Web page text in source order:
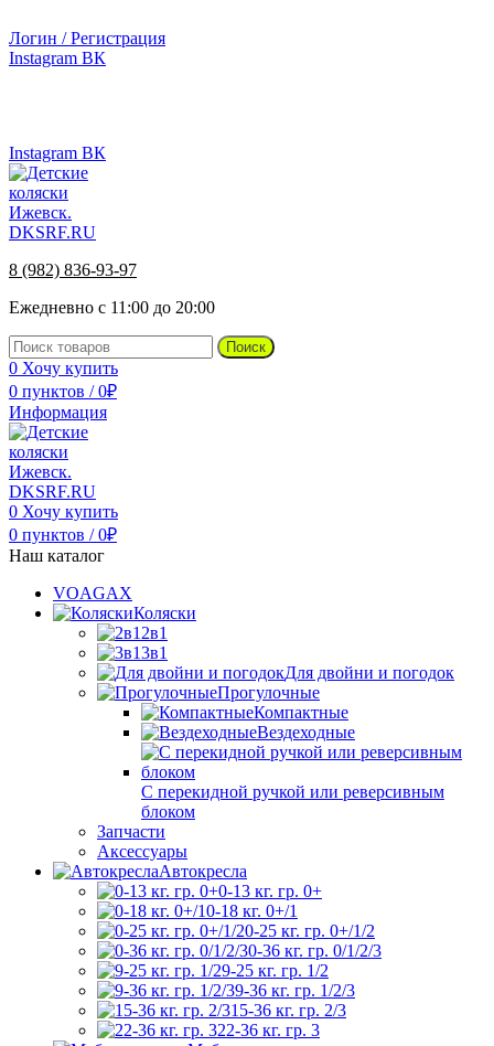
Логин / Регистрация
Instagram ВК
Instagram ВК
8 (982) 836-93-97
Ежедневно с 11:00 до 20:00
Поиск
0 Хочу купить
0 пунктов / 0₽
Информация
0 Хочу купить
0 пунктов / 0₽
Наш каталог
VOAGAX
Коляски
2в1
3в1
Для двойни и погодок
Прогулочные
Компактные
Вездеходные
С перекидной ручкой или реверсивным
блоком
Запчасти
Аксессуары
Автокресла
0-13 кг. гр. 0+
0-18 кг. 0+/1
0-25 кг. гр. 0+/1/2
0-36 кг. гр. 0/1/2/3
9-25 кг. гр. 1/2
9-36 кг. гр. 1/2/3
15-36 кг. гр. 2/3
22-36 кг. гр. 3